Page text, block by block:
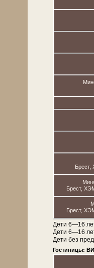
Брест,
Брест,
Дети 6—16
Дети 6—16
Дети без
Гостиницы: